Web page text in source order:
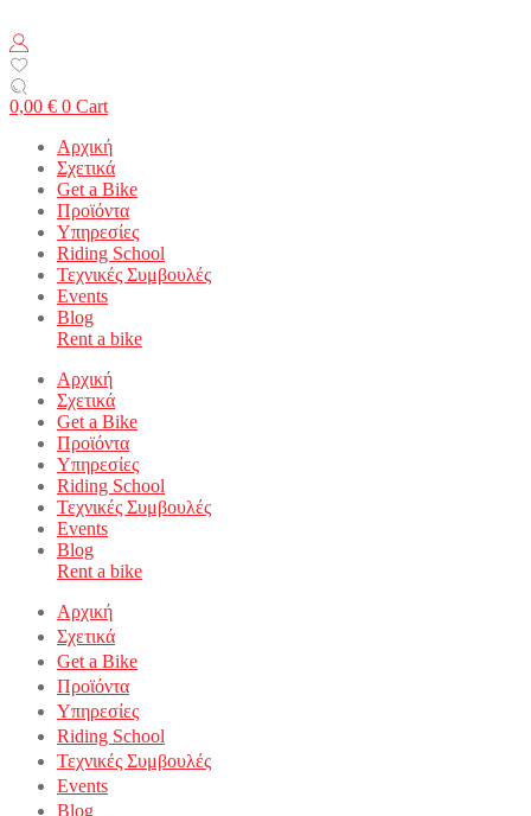
0,00 € 0 Cart
Αρχική
Σχετικά
Get a Bike
Προϊόντα
Υπηρεσίες
Riding School
Τεχνικές Συμβουλές
Events
Blog
Rent a bike
Αρχική
Σχετικά
Get a Bike
Προϊόντα
Υπηρεσίες
Riding School
Τεχνικές Συμβουλές
Events
Blog
Rent a bike
Αρχική
Σχετικά
Get a Bike
Προϊόντα
Υπηρεσίες
Riding School
Τεχνικές Συμβουλές
Events
Blog